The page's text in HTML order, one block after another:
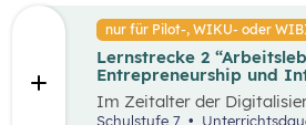
Wissen und entwickeln
Einstellungen und
sie in ökonomisch
benötigen. Diese sollen
ökonomische
und Problemstellungen
nur für Pilot-, WIKU- oder
Lernstrecke 2
Entrepreneurship und
Im Zeitalter der
Globalisierung sowie der
Schulstufe 7